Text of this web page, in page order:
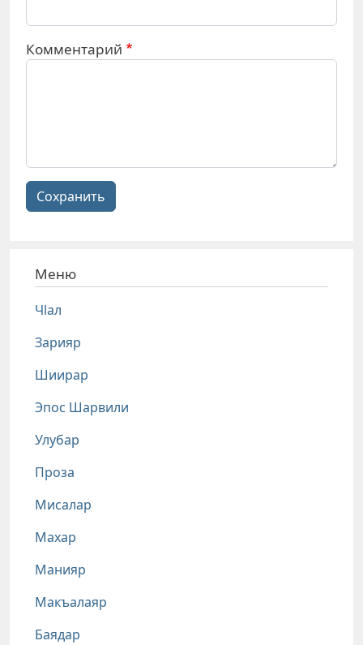
Комментарий
Сохранить
Меню
Чlал
Зарияр
Шиирар
Эпос Шарвили
Улубар
Проза
Мисалар
Махар
Манияр
Макъалаяр
Баядар